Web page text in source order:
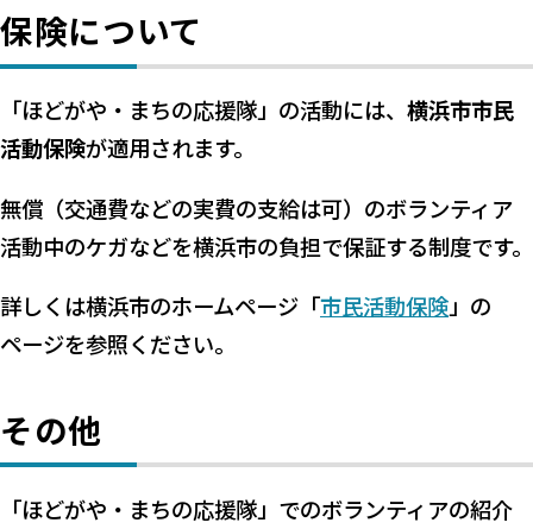
保険について
「ほどがや・まちの応援隊」の活動には、 横浜市市民
活動保険が適用されます。
無償（交通費などの実費の支給は可）のボランティア
活動中のケガなどを横浜市の負担で保証する制度です。
詳しくは横浜市のホームページ「市民活動保険」の
ページを参照ください。
その他
「ほどがや・まちの応援隊」でのボランティアの紹介